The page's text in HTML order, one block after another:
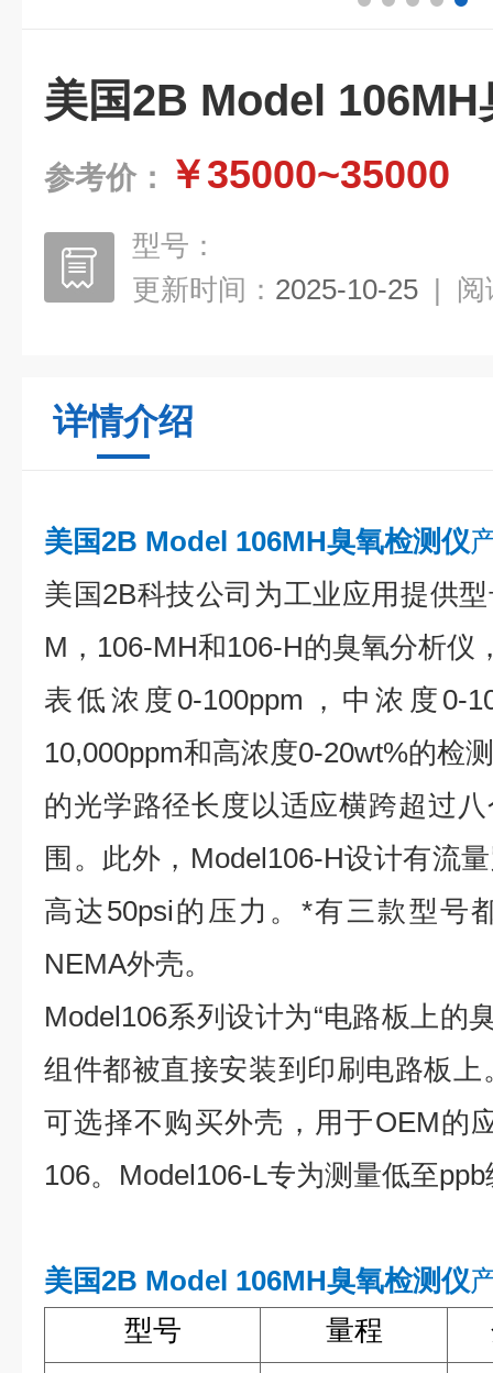
美国2B Model 106MH
参考价： ￥35000~35000
型号：
更新时间： 2025-10-25 | 阅
详情介绍
美国2B Model 106MH臭氧检测仪
美国2B科技公司为工业应用提供
M，106-MH和106-H的臭氧分析仪
表低浓度0-100ppm，中浓度0-
10,000ppm和高浓度0-20wt%的检
的光学路径长度以适应横跨超过
围。此外，Model106-H设计有流
高达50psi的压力。*有三款型号
NEMA外壳。
Model106系列设计为“电路板上的
组件都被直接安装到印刷电路板上
可选择不购买外壳，用于OEM的
106。Model106-L专为测量低至
美国2B Model 106MH臭氧检测仪
型号
量程